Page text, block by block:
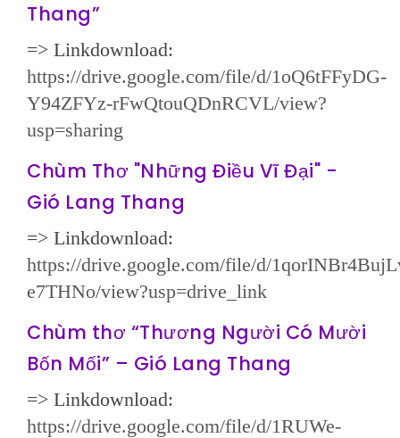
Thang”
=> Linkdownload:
https://drive.google.com/file/d/1oQ6tFFyDG-
Y94ZFYz-rFwQtouQDnRCVL/view?
usp=sharing
Chùm Thơ "Những Điều Vĩ Đại" -
Gió Lang Thang
=> Linkdownload:
https://drive.google.com/file/d/
e7THNo/view?usp=drive_link
Chùm thơ “Thương Người Có Mười
Bốn Mối” – Gió Lang Thang
=> Linkdownload:
https://drive.google.com/file/d/1RUWe-